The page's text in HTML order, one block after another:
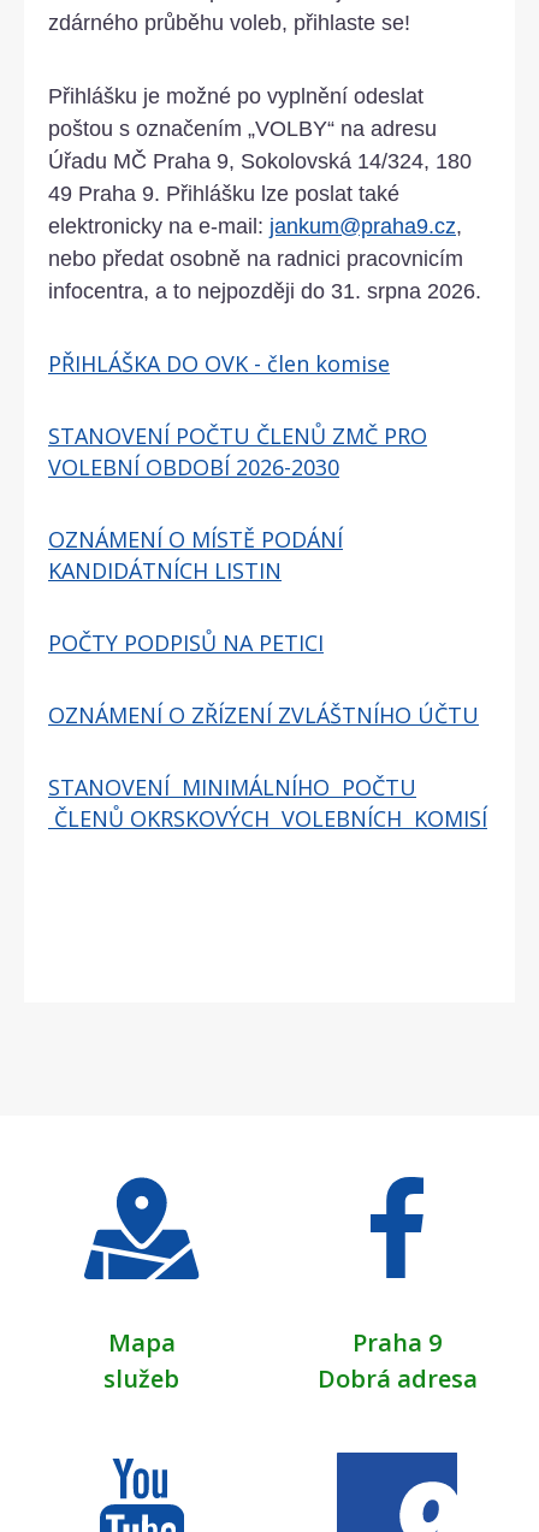
zdárného průběhu voleb, přihlaste se!
Přihlášku je možné po vyplnění odeslat
poštou s označením „VOLBY“ na adresu
Úřadu MČ Praha 9, Sokolovská 14/324, 180
49 Praha 9. Přihlášku lze poslat také
elektronicky na e-mail: jankum@praha9.cz,
nebo předat osobně na radnici pracovnicím
infocentra, a to nejpozději do 31. srpna 2026.
PŘIHLÁŠKA DO OVK - člen komise
STANOVENÍ POČTU ČLENŮ ZMČ PRO
VOLEBNÍ OBDOBÍ 2026-2030
OZNÁMENÍ O MÍSTĚ PODÁNÍ
KANDIDÁTNÍCH LISTIN
POČTY PODPISŮ NA PETICI
OZNÁMENÍ O ZŘÍZENÍ ZVLÁŠTNÍHO ÚČTU
STANOVENÍ MINIMÁLNÍHO POČTU
ČLENŮ OKRSKOVÝCH VOLEBNÍCH KOMISÍ
Mapa
služeb
Praha 9
Dobrá adresa